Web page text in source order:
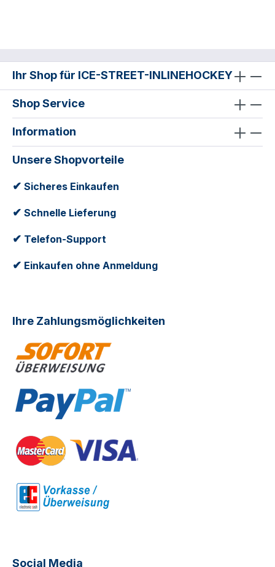
Ihr Shop für ICE-STREET-INLINEHOCKEY
Shop Service
Information
Unsere Shopvorteile
✔ Sicheres Einkaufen
✔ Schnelle Lieferung
✔ Telefon-Support
✔ Einkaufen ohne Anmeldung
Ihre Zahlungsmöglichkeiten
Social Media